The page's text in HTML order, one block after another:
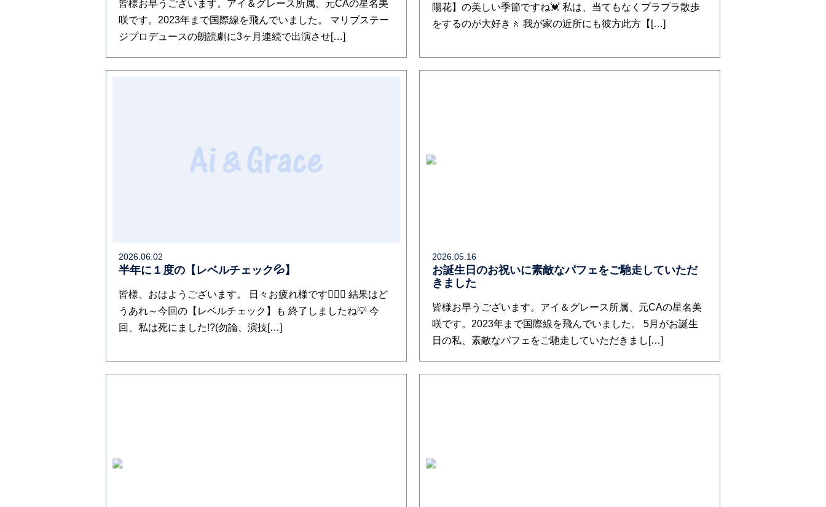
皆様お早うございます。アイ＆グレース所属、元CAの星名美
咲です。2023年まで国際線を飛んでいました。 マリブステー
ジプロデュースの朗読劇に3ヶ月連続で出演させ[…]
陽花】の美しい季節ですね💓 私は、当てもなくプラプラ散歩
をするのが大好き🚶 我が家の近所にも彼方此方【[…]
2026.06.02
半年に１度の【レベルチェック💦】
皆様、おはようございます。 日々お疲れ様です🙇‍♀✨ 結果はど
うあれ～今回の【レベルチェック】も 終了しましたね💡 今
回、私は死にました!?(勿論、演技[…]
2026.05.16
お誕生日のお祝いに素敵なパフェをご馳走していただ
きました
皆様お早うございます。アイ＆グレース所属、元CAの星名美
咲です。2023年まで国際線を飛んでいました。 5月がお誕生
日の私、素敵なパフェをご馳走していただきまし[…]